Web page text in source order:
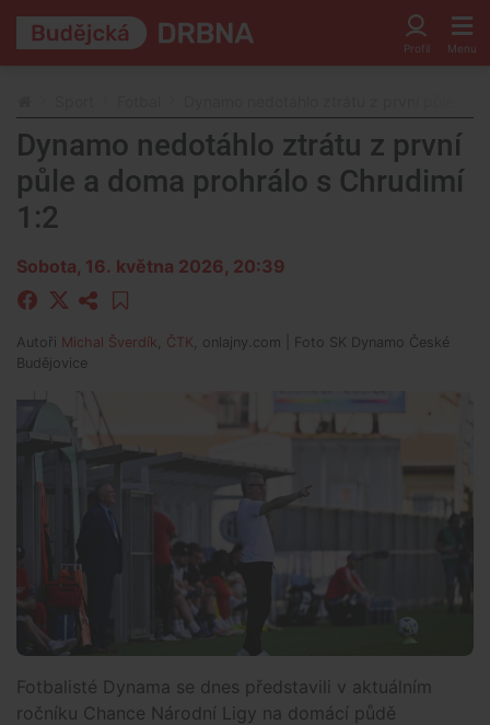
Dynamo nedotáhlo ztrátu z první
půle a doma prohrálo s Chrudimí
1:2
Sobota, 16. května 2026, 20:39
Autoři Michal Šverdík ČTK onlajny.com | Foto SK Dynamo České
Budějovice
Fotbalisté Dynama se dnes představili v aktuálním
ročníku Chance Národní Ligy na domácí půdě